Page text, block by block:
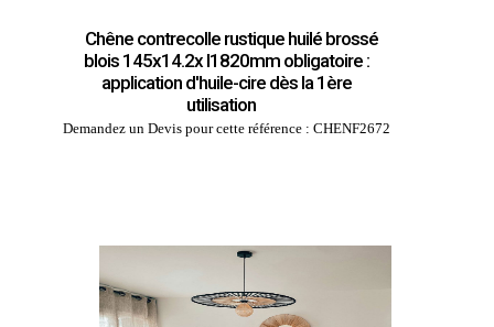
Chêne contrecolle rustique huilé brossé
blois 145x14.2x l1820mm obligatoire :
application d'huile-cire dès la 1ère
utilisation
Demandez un Devis pour cette référence : CHENF2672